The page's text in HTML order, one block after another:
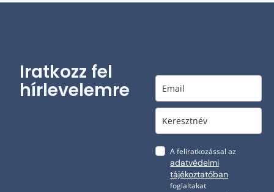
Iratkozz fel
hírlevelemre
A feliratkozással az
adatvédelmi
tájékoztatóban
foglaltakat